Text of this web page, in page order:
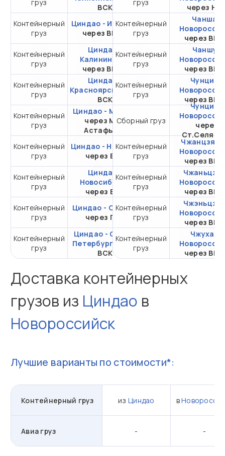
груз
ВСК
20DC
Контейнерный
груз
Циндао - Иркутск
через ВМТП
от 272 648,29 ₽ за
20DC
Контейнерный
груз
Циндао -
Калининград
через ВМТП
от 436 916,12 ₽ за
20DC
Контейнерный
груз
Циндао -
Красноярскчерез
ВСК
от 278 601,46 ₽ за
20DC
Контейнерный
груз
Циндао - Москва
через Мыс
Астафьева
от 316 858,41 ₽ за
Контейнерный
груз
Циндао - Находка
через ВСК
от 136 169,20 ₽ за
20DC
Контейнерный
груз
Циндао -
Новосибирск
через ВСК
от 268 970,42 ₽ за
20DC
Контейнерный
груз
Циндао - Самара
через ПКТ
от 490 844,72 ₽ за
20DC
Контейнерный
груз
Циндао - Санкт-
Петербург через
ВСК
от 296 188,64 ₽ за
20DC
груз
через
Контейнерный
груз
Чанша -
через
Контейнерный
груз
Чаншу -
через
Контейнерный
груз
Чунцин -
через
Сборный груз
Чунцин -
через
Контейнерный
груз
через
Контейнерный
груз
через
Контейнерный
груз
через
Контейнерный
груз
Чжухай -
через
Доставка контейнерных
грузов из Циндао в
Новороссийск
Лучшие варианты по стоимости*:
Контейнерный груз изЦиндао в
Авиа груз - -